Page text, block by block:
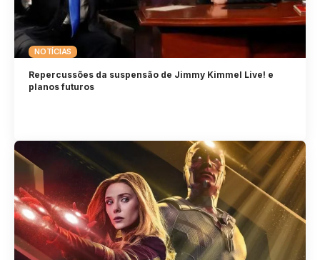
NOTÍCIAS
Repercussões da suspensão de Jimmy Kimmel Live! e
planos futuros